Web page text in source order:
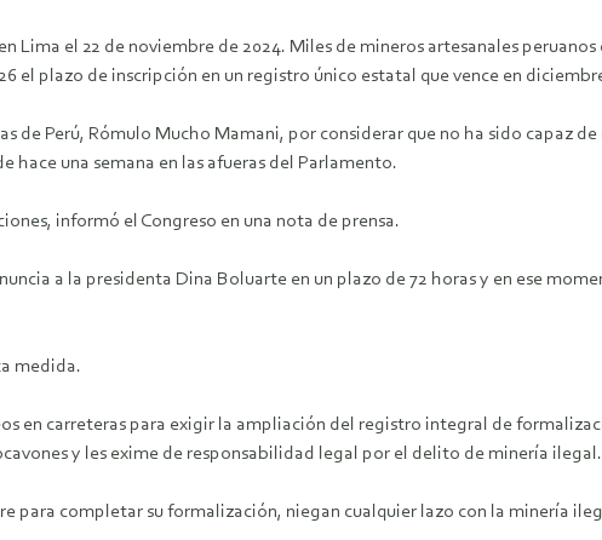
Lima el 22 de noviembre de 2024. Miles de mineros artesanales
el plazo de inscripción en un registro único estatal que vence en
de Perú, Rómulo Mucho Mamani, por considerar que no ha sido capaz
hace una semana en las afueras del Parlamento.
informó el Congreso en una nota de prensa.
a la presidenta Dina Boluarte en un plazo de 72 horas y en ese
medida.
en carreteras para exigir la ampliación del registro integral de
y les exime de responsabilidad legal por el delito de minería ilegal.
para completar su formalización, niegan cualquier lazo con la minería